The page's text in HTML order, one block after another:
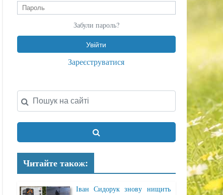
Забули пароль?
Зареєструватися
Читайте також:
Іван Сидорук знову нищить